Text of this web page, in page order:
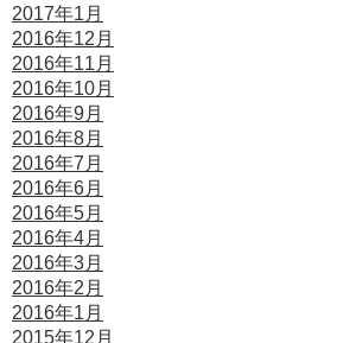
2017年1月
2016年12月
2016年11月
2016年10月
2016年9月
2016年8月
2016年7月
2016年6月
2016年5月
2016年4月
2016年3月
2016年2月
2016年1月
2015年12月